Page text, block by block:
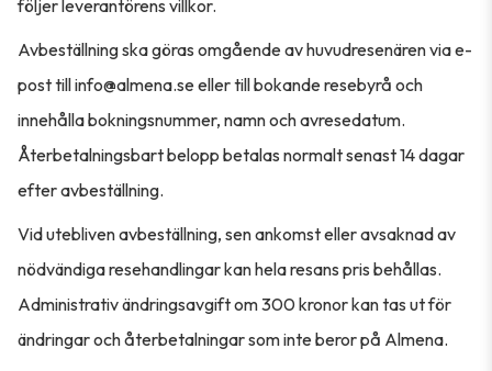
följer leverantörens villkor.
Avbeställning ska göras omgående av huvudresenären via e-
post till info@almena.se eller till bokande resebyrå och
innehålla bokningsnummer, namn och avresedatum.
Återbetalningsbart belopp betalas normalt senast 14 dagar
efter avbeställning.
Vid utebliven avbeställning, sen ankomst eller avsaknad av
nödvändiga resehandlingar kan hela resans pris behållas.
Administrativ ändringsavgift om 300 kronor kan tas ut för
ändringar och återbetalningar som inte beror på Almena.